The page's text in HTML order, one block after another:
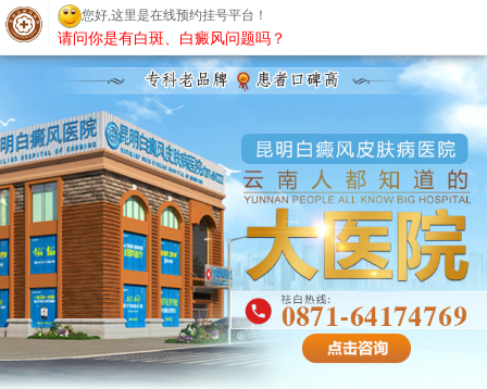
昆明白癜风医院
请问你是有白斑、白癜风问题吗？